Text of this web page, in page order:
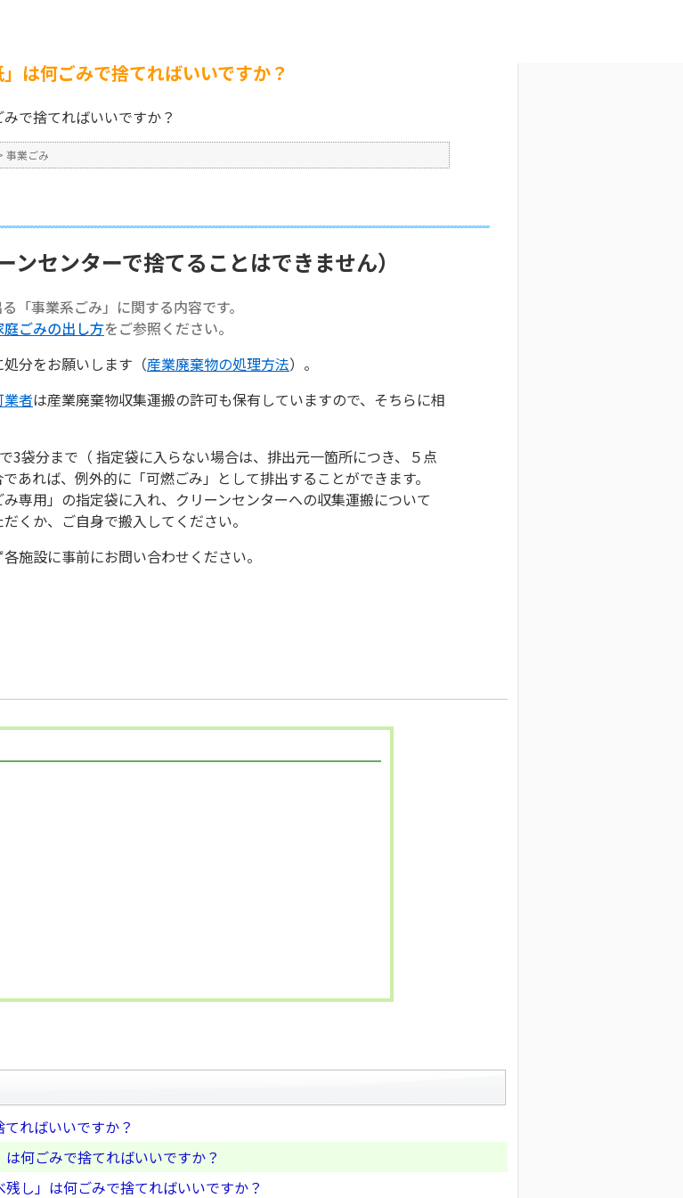
は何ごみで捨てればいいですか？
で捨てればいいですか？
事業ごみ
ンセンターで捨てることはできません）
「事業系ごみ」に関する内容です。
庭ごみの出し方をご参照ください。
分をお願いします（産業廃棄物の処理方法）。
業者は産業廃棄物収集運搬の許可も保有していますので、そちらに相
3袋分まで（ 指定袋に入らない場合は、排出元一箇所につき、５点
あれば、例外的に「可燃ごみ」として排出することができます。
専用」の指定袋に入れ、クリーンセンターへの収集運搬について
くか、ご自身で搬入してください。
施設に事前にお問い合わせください。
ればいいですか？
何ごみで捨てればいいですか？
し」は何ごみで捨てればいいですか？